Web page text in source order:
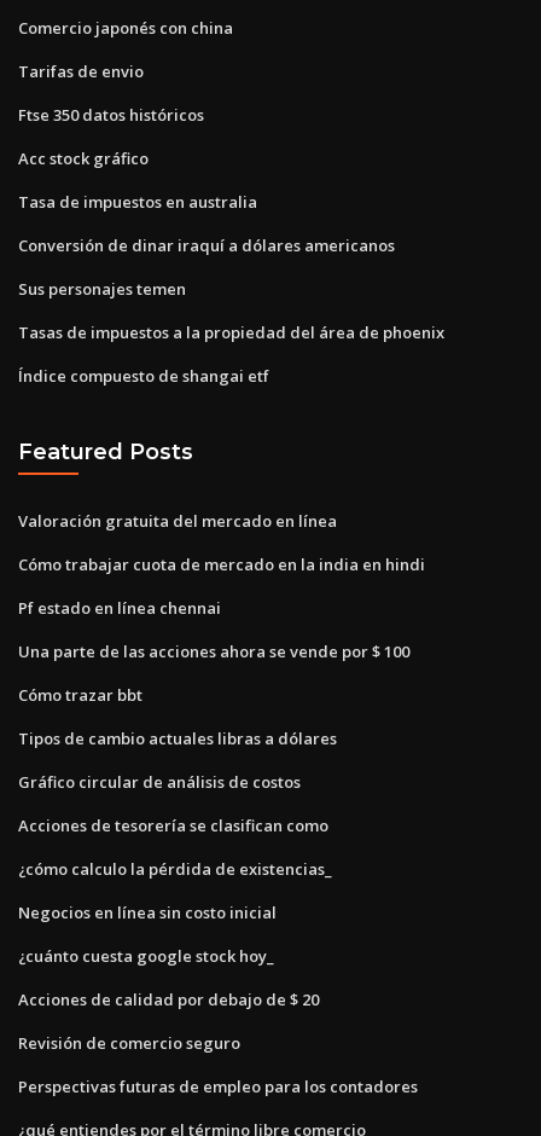
Comercio japonés con china
Tarifas de envio
Ftse 350 datos históricos
Acc stock gráfico
Tasa de impuestos en australia
Conversión de dinar iraquí a dólares americanos
Sus personajes temen
Tasas de impuestos a la propiedad del área de phoenix
Índice compuesto de shangai etf
Featured Posts
Valoración gratuita del mercado en línea
Cómo trabajar cuota de mercado en la india en hindi
Pf estado en línea chennai
Una parte de las acciones ahora se vende por $ 100
Cómo trazar bbt
Tipos de cambio actuales libras a dólares
Gráfico circular de análisis de costos
Acciones de tesorería se clasifican como
¿cómo calculo la pérdida de existencias_
Negocios en línea sin costo inicial
¿cuánto cuesta google stock hoy_
Acciones de calidad por debajo de $ 20
Revisión de comercio seguro
Perspectivas futuras de empleo para los contadores
¿qué entiendes por el término libre comercio_